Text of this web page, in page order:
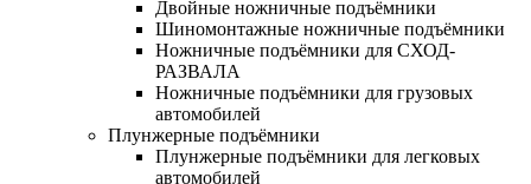
Двойные ножничные подъёмники
Шиномонтажные ножничные подъёмники
Ножничные подъёмники для СХОД-
РАЗВАЛА
Ножничные подъёмники для грузовых
автомобилей
Плунжерные подъёмники
Плунжерные подъёмники для легковых
автомобилей